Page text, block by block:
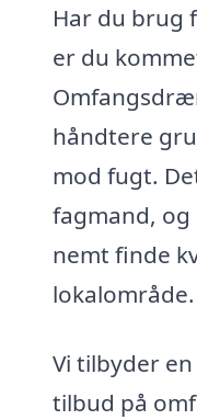
Har du brug
er du
håndtere
mod fugt.
fagmand,
nemt finde
lokalområde.
Vi tilbyder
tilbud på